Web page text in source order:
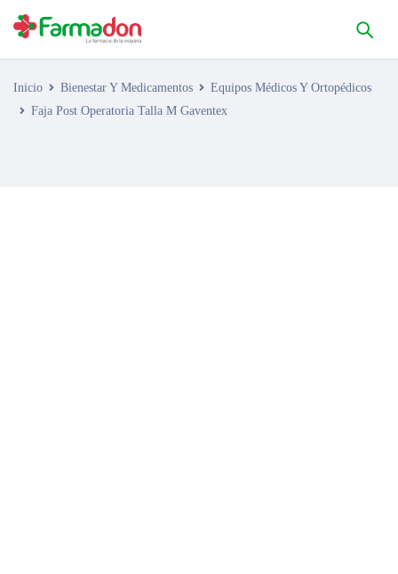
Inicio Bienestar Y Medicamentos
Equipos Médicos Y Ortopédicos
Faja Post Operatoria Talla M Gaventex